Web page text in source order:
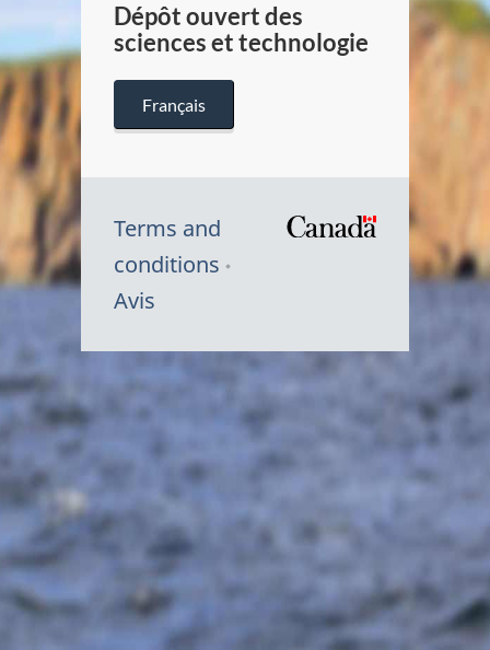
Dépôt ouvert des
sciences et technologie
Français
Terms and
conditions
Avis
Symbole
Canada